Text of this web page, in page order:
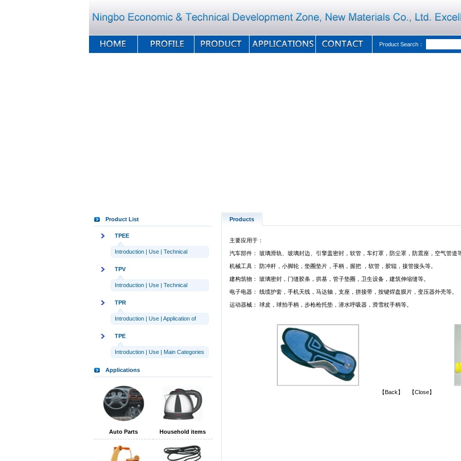
Product Search：
Product List
TPEE
Introduction| Use| Technical
TPV
Introduction| Use| Technical
TPR
Introduction| Use| Application of
TPE
Introduction| Use| Main Categories
Applications
Auto Parts Household items
Products
主要应用于：
汽车部件： 玻璃滑轨、玻璃封边、引擎盖密封，软管，车灯罩，防尘罩，防震座，空气管道
机械工具： 防冲杆，小脚轮，垫圈垫片，手柄，握把 ，软管，胶辊，接管接头等。
建构筑物： 玻璃密封，门缝胶条，拱基，管子垫圈，卫生设备，建筑伸缩缝等。
电子电器： 线缆护套，手机天线，马达轴，支座，拼接带，按键焊盘膜片，变压器外壳等。
运动器械： 球皮，球拍手柄，步枪枪托垫，潜水呼吸器，滑雪杖手柄等。
【Back】 【Close】